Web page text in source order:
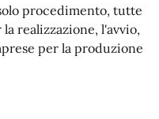
procedimento, tutte
realizzazione, l'avvio,
per la produzione